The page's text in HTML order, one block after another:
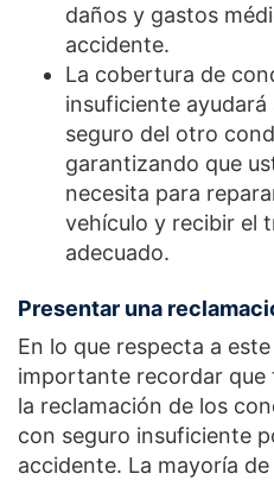
daños y gastos
accidente.
La cobertura de
insuficiente ayudará
seguro del otro
garantizando que
necesita para
vehículo y recibir el
adecuado.
Presentar una
En lo que respecta a
importante recordar
la reclamación de los
con seguro insuficiente
accidente. La mayoría